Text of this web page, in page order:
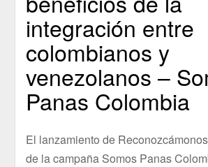
integración entre
colombianos y
venezolanos –
Panas Colombia
El lanzamiento de
de la campaña Somos Panas